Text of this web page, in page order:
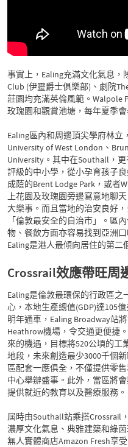
事實上，Ealing充滿文化氣息，
Club (伊靈爵士俱樂部)、劇院
莊園均充滿英倫風範。Walpole
玫瑰園和觀賞池塘，每年夏季
Ealing區內和周邊頂尖學府林
University of West London、
University。其中在Southall，更
評級的中小學，從小孕育孩子
成蔭的Brent Lodge Park，或者
上花園及玫瑰園旁邊寫意地聊
大樂事。而且當地的治安良好
「倫敦最安全的自治市」。區
物、餐飲方面亦容易找到亞洲
Ealing是港人最傾向居住的第二
Crossrail效應帶旺周
Ealing是倫敦最環保的行政區
心，本地生產總值(GDP)達105
明年通車，Ealing Broadway站
Heathrow機場，令交通更便捷
來的機遇，目標將520公頃的
地段，未來創造最少3000千個
區配套一應俱全，不僅提供零
中心舉辦盛事。此外，當區將
提供就近的教育以及醫療服務。
屆時由Southall站乘搭Crossrail
濃厚文化氣息、典雅建築和綠
無人實體商店Amazon Fresh享